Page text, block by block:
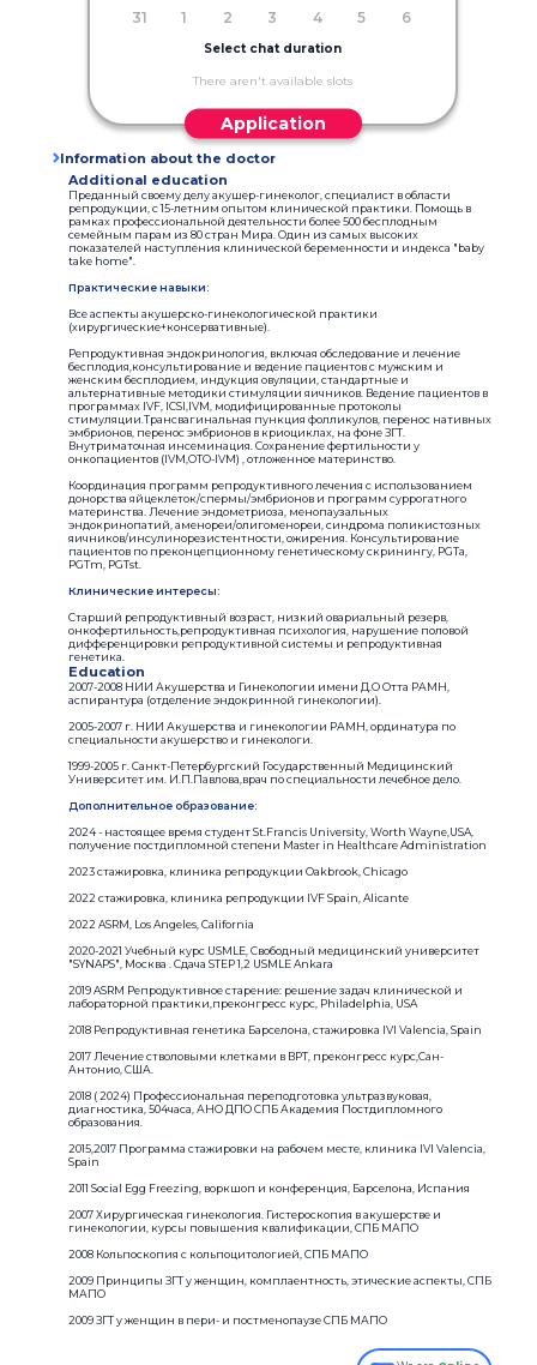
31
1 2 3 4 5 6
Select chat duration
There aren't available slots
Application
Information about the doctor
Additional education
Преданный своему делу акушер-гинеколог, специалист в области
репродукции, с 15-летним опытом клинической практики. Помощь в
рамках профессиональной деятельности более 500 бесплодным
семейным парам из 80 стран Мира. Один из самых высоких
показателей наступления клинической беременности и индекса "baby
take home".
Практические навыки:
Все аспекты акушерско-гинекологической практики
(хирургические+консервативные).
Репродуктивная эндокринология, включая обследование и лечение
бесплодия,консультирование и ведение пациентов с мужским и
женским бесплодием, индукция овуляции, стандартные и
альтернативные методики стимуляции яичников. Ведение пациентов в
программах IVF, ICSI,IVM, модифицированные протоколы
стимуляции.Трансвагинальная пункция фолликулов, перенос нативных
эмбрионов, перенос эмбрионов в криоциклах, на фоне ЗГТ.
Внутриматочная инсеминация. Сохранение фертильности у
онкопациентов (IVM,OTO-IVM) , отложенное материнство.
Координация программ репродуктивного лечения с использованием
донорства яйцеклеток/спермы/эмбрионов и программ суррогатного
материнства. Лечение эндометриоза, менопаузальных
эндокринопатий, аменореи/олигоменореи, синдрома поликистозных
яичников/инсулинорезистентности, ожирения. Консультирование
пациентов по преконцепционному генетическому скринингу, PGTa,
PGTm, PGTst.
Клинические интересы:
Старший репродуктивный возраст, низкий овариальный резерв,
онкофертильность,репродуктивная психология, нарушение половой
дифференцировки репродуктивной системы и репродуктивная
генетика.
Education
2007-2008 НИИ Акушерства и Гинекологии имени Д.О Отта РАМН,
аспирантура (отделение эндокринной гинекологии).
2005-2007 г. НИИ Акушерства и гинекологии РАМН, ординатура по
специальности акушерство и гинекологи.
1999-2005 г. Санкт-Петербургский Государственный Медицинский
Университет им. И.П.Павлова,врач по специальности лечебное дело.
Дополнительное образование:
2024 - настоящее время студент St.Francis University, Worth Wayne,USA,
получение постдипломной степени Master in Healthcare Administration
2023 стажировка, клиника репродукции Oakbrook, Chicago
2022 стажировка, клиника репродукции IVF Spain, Alicante
2022 ASRM, Los Angeles, California
2020-2021 Учебный курс USMLE, Свободный медицинский университет
"SYNAPS", Москва . Сдача STEP 1,2 USMLE Ankara
2019 ASRM Репродуктивное старение: решение задач клинической и
лабораторной практики,преконгресс курс, Philadelphia, USA
2018 Репродуктивная генетика Барселона, стажировка IVI Valencia, Spain
2017 Лечение стволовыми клетками в ВРТ, преконгресс курс,Сан-
Антонио, США.
2018 ( 2024) Профессиональная переподготовка ультразвуковая,
диагностика, 504часа, АНО ДПО СПБ Академия Постдипломного
образования.
2015,2017 Программа стажировки на рабочем месте, клиника IVI Valencia,
Spain
2011 Social Egg Freezing, воркшоп и конференция, Барселона, Испания
2007 Хирургическая гинекология. Гистероскопия в акушерстве и
гинекологии, курсы повышения квалификации, СПБ МАПО
2008 Кольпоскопия с кольпоцитологией, СПБ МАПО
2009 Принципы ЗГТ у женщин, комплаентность, этические аспекты, СПБ
МАПО
2009 ЗГТ у женщин в пери- и постменопаузе СПБ МАПО